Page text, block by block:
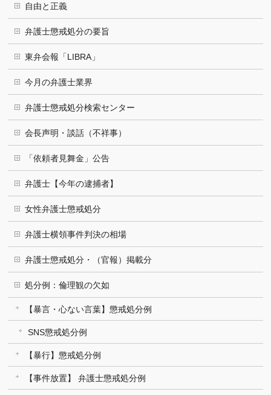
自由と正義
弁護士懲戒処分の要旨
東弁会報「LIBRA」
今月の弁護士業界
弁護士懲戒処分検索センター
会長声明・談話（不祥事）
「依頼者見舞金」公告
弁護士【今年の逮捕者】
女性弁護士懲戒処分
弁護士横領事件判決の相場
弁護士懲戒処分・（官報）掲載分
処分例：倫理観の欠如
【暴言・心ない言葉】懲戒処分例
SNS懲戒処分例
【暴行】懲戒処分例
【事件放置】 弁護士懲戒処分例